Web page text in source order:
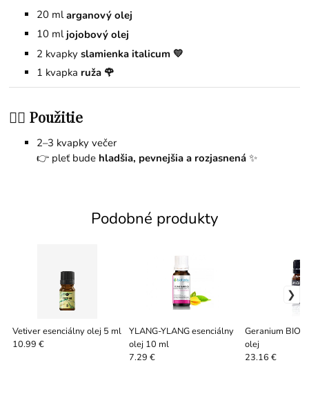
20 mlarganový olej
10 ml jojobový olej
2 kvapkyslamienka italicum 💛
1 kvapka ruža 🌹
💆‍♀️ Použitie
2–3 kvapky večer
👉 pleť bude hladšia, pevnejšia a rozjasnená ✨
Podobné produkty
Vetiver esenciálny olej 5 ml
10.99 €
YLANG-YLANG esenciálny
olej 10 ml
7.29 €
Geranium BIO
olej
23.16 €